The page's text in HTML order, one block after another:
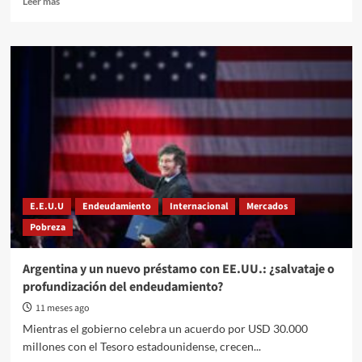
Colombia:
educación
en
animal
será
obligatoria
en
todos
los
colegios
del
país
E.E.U.U Endeudamiento Internacional
Mercados
Pobreza
Argentina y un nuevo préstamo con EE.UU.: ¿salvataje o
profundización del endeudamiento?
11 meses ago
Mientras el gobierno celebra un acuerdo por USD 30.000
millones con el Tesoro estadounidense, crecen...